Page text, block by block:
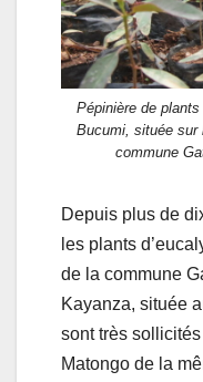
Pépinière de plants
Bucumi, située sur
commune
Depuis plus de
les plants
de la commune
Kayanza, située
sont très
Matongo de la